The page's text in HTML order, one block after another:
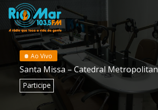
Ao Vivo
Santa Missa – Catedral
Participe